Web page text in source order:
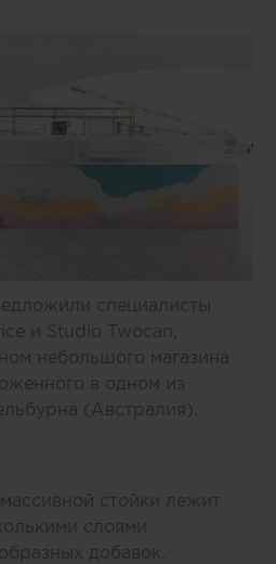
специалисты
и Studio Twocan,
небольшого магазина
в одном из
(Австралия).
стойки лежит
слоями
добавок.